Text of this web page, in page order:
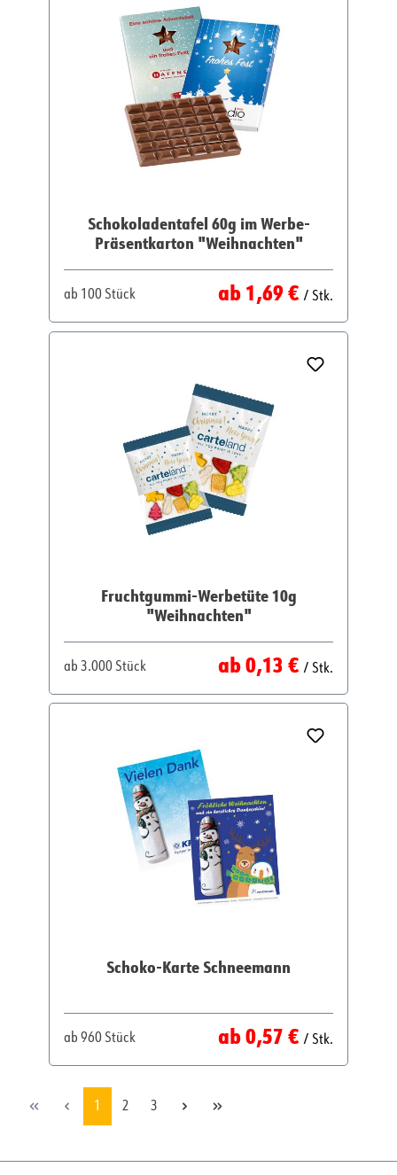
Schokoladentafel 60g im Werbe-
Präsentkarton "Weihnachten"
ab 100 Stück Regulärer Preis:
ab1,69 € / Stk.
Fruchtgummi-Werbetüte 10g
"Weihnachten"
ab3.000 Stück Regulärer Preis:
ab0,13 € / Stk.
Schoko-Karte Schneemann
ab960 Stück Regulärer Preis:
ab0,57 € / Stk.
Seite
1 Seite
2 Seite
3